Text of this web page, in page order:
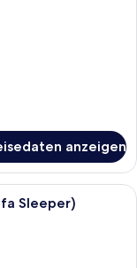
anzeigen
mit einem großen
Sleeper)